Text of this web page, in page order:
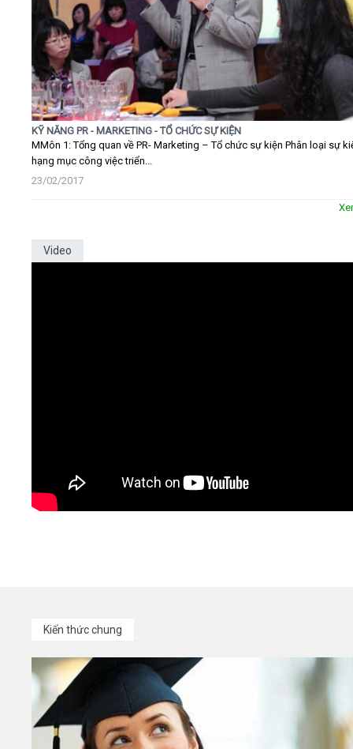
KỸ NĂNG PR - MARKETING - TỔ CHỨC SỰ KIỆN
MMôn 1: Tổng quan về PR- Marketing – Tổ chức sự kiện Phân loại sự
hạng mục công việc triển...
23/02/2017
Video
Kiến thức chung